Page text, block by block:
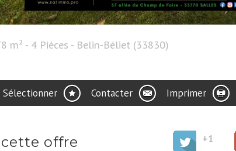
m² - 4 Pièces - Belin-Béliet (33830)
Sélectionner Contacter Imprimer
offre +1